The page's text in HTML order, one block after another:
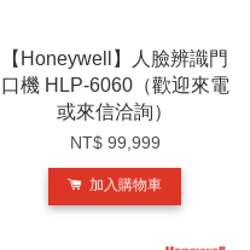
【Honeywell】人臉辨識門
口機 HLP-6060（歡迎來電
或來信洽詢）
NT$ 99,999
加入購物車